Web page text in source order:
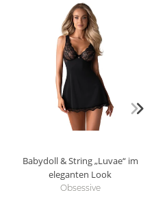
Babydoll & String „Luvae“ im
eleganten Look
Obsessive